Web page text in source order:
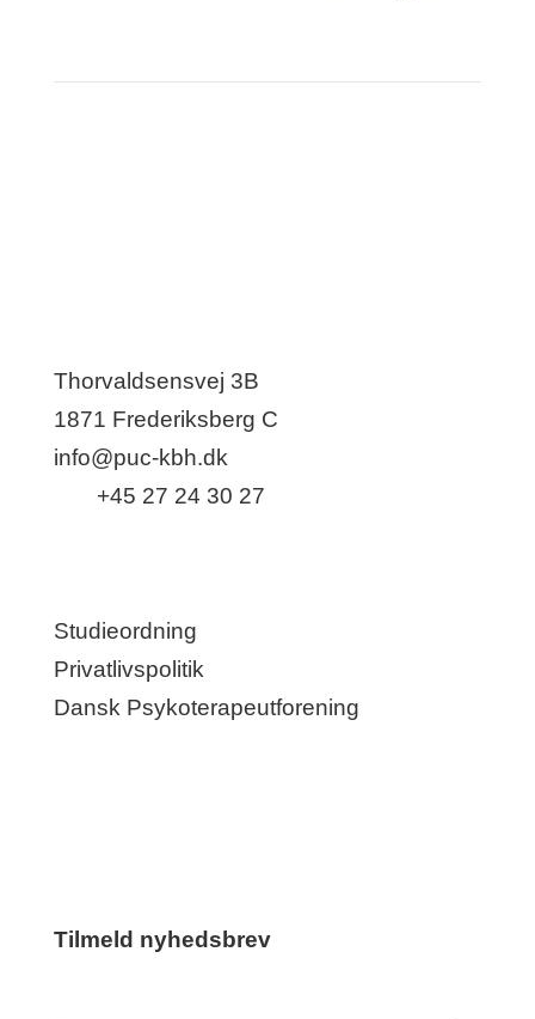
Thorvaldsensvej 3B
1871 Frederiksberg C
info@puc-kbh.dk
+45 27 24 30 27
Studieordning
Privatlivspolitik
Dansk Psykoterapeutforening
Tilmeld nyhedsbrev